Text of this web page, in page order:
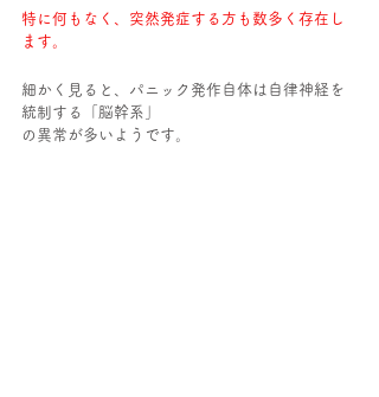
特に何もなく、突然発症する方も数多く存在し
ます。
細かく見ると、パニック発作自体は自律神経を
統制する「脳幹系」
の異常が多いようです。